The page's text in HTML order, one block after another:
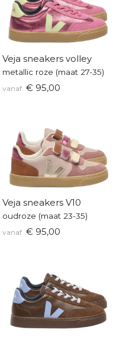
Veja sneakers volley
metallic roze (maat 27-35)
vanaf € 95,00
Veja sneakers V10
oudroze (maat 23-35)
vanaf € 95,00